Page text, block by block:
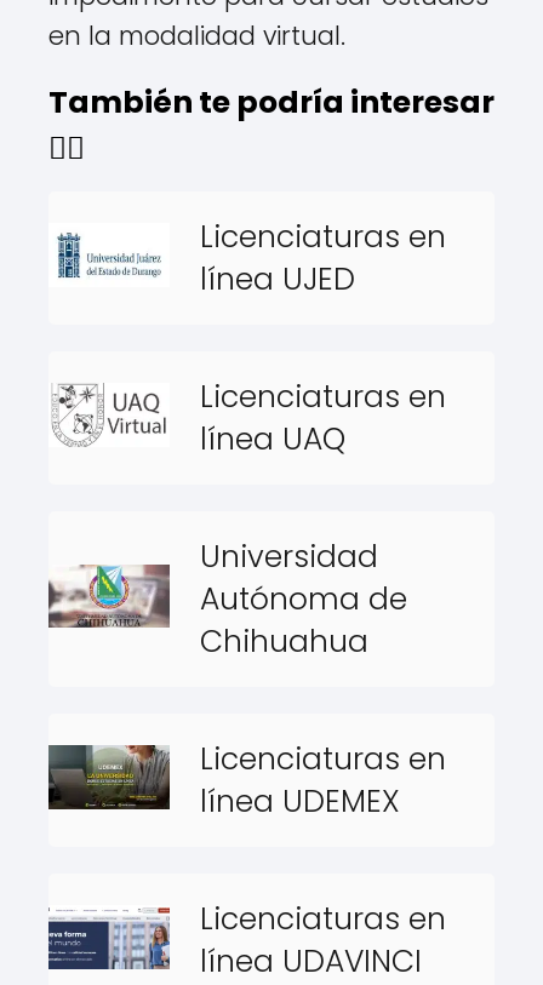
en la modalidad virtual.
También te podría interesar
👇🏻
Licenciaturas en
línea UJED
Licenciaturas en
línea UAQ
Universidad
Autónoma de
Chihuahua
Licenciaturas en
línea UDEMEX
Licenciaturas en
línea UDAVINCI